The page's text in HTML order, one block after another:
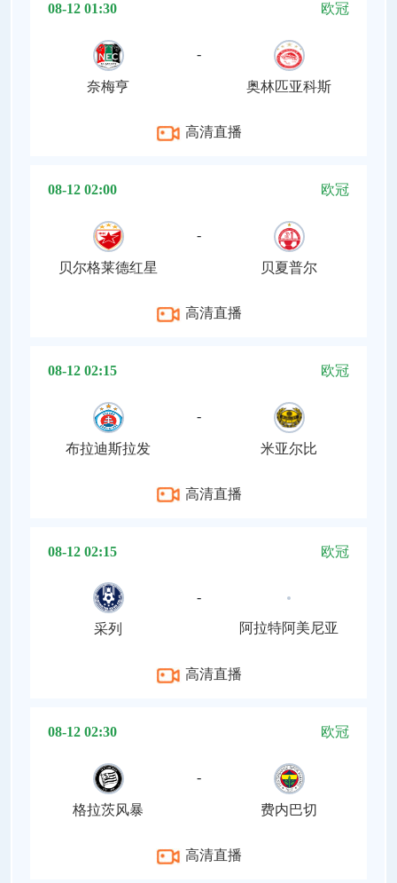
08-12 01:30 欧冠
奈梅亨
-
奥林匹亚科斯
高清直播
08-12 02:00 欧冠
贝尔格莱德红星
-
贝夏普尔
高清直播
08-12 02:15 欧冠
布拉迪斯拉发
-
米亚尔比
高清直播
08-12 02:15 欧冠
采列
-
阿拉特阿美尼亚
高清直播
08-12 02:30 欧冠
格拉茨风暴
-
费内巴切
高清直播